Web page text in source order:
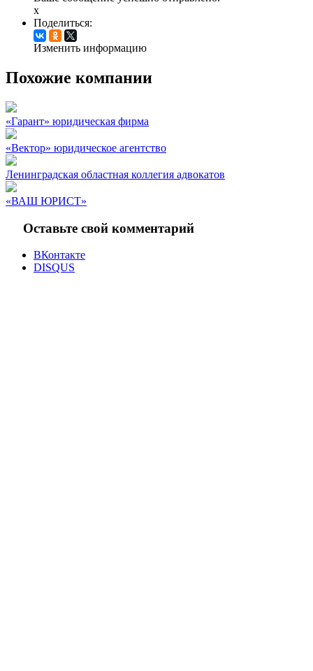
x
Поделиться:
Изменить информацию
Похожие компании
«Гарант» юридическая фирма
«Вектор» юридическое агентство
Ленинградская областная коллегия адвокатов
«ВАШ ЮРИСТ»
Оставьте свой комментарий
ВКонтакте
DISQUS